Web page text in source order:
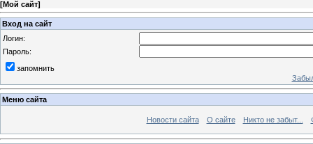
[Мой сайт]
Вход на сайт
Логин:
Пароль:
запомнить
Меню сайта
Новости сайта О сайте Никто не забыт...